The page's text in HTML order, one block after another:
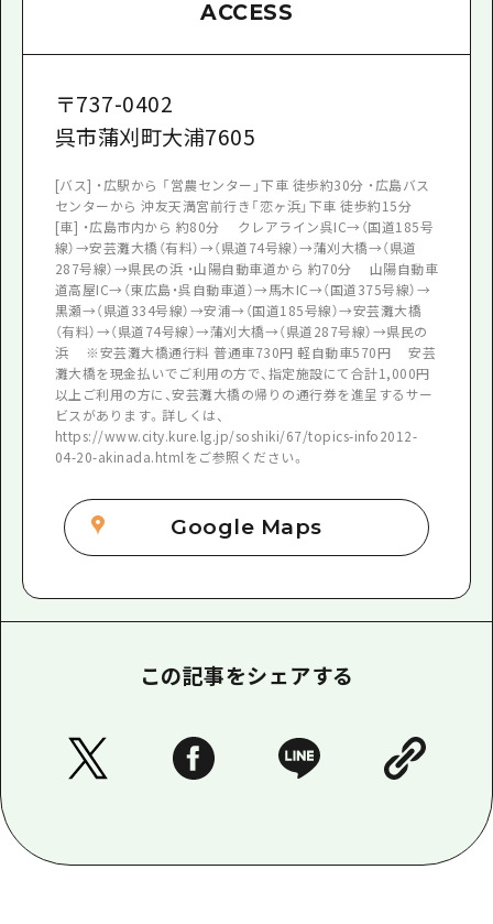
ACCESS
〒737-0402
呉市蒲刈町大浦7605
[バス] ・広駅から 「営農センター」下車 徒歩約30分 ・広島バス
センターから 沖友天満宮前行き「恋ヶ浜」下車 徒歩約15分
[車] ・広島市内から 約80分 クレアライン呉IC→（国道185号
線）→安芸灘大橋（有料）→（県道74号線）→蒲刈大橋→（県道
287号線）→県民の浜 ・山陽自動車道から 約70分 山陽自動車
道高屋IC→（東広島・呉自動車道）→馬木IC→（国道375号線）→
黒瀬→（県道334号線）→安浦→（国道185号線）→安芸灘大橋
（有料）→（県道74号線）→蒲刈大橋→（県道287号線）→県民の
浜 ※安芸灘大橋通行料 普通車730円 軽自動車570円 安芸
灘大橋を現金払いでご利用の方で、指定施設にて合計1,000円
以上ご利用の方に、安芸灘大橋の帰りの通行券を進呈するサー
ビスがあります。詳しくは、
https://www.city.kure.lg.jp/soshiki/67/topics-info2012-
04-20-akinada.htmlをご参照ください。
Google Maps
この記事をシェアする